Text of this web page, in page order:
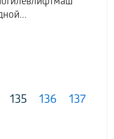
135 136 137